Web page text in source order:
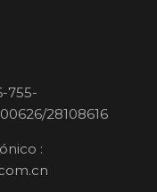
755-
28108616
: